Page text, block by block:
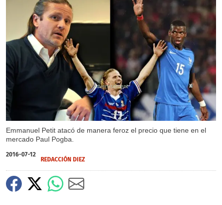
Emmanuel Petit atacó de manera feroz el precio que tiene en el
mercado Paul Pogba.
X
2016-07-12
REDACCIÓN DIEZ